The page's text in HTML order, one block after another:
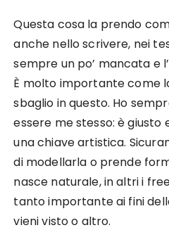
Questa cosa la prendo
anche nello scrivere, nei
sempre un po’ mancata e
È molto importante come
sbaglio in questo. Ho
essere me stesso: è giusto
una chiave artistica.
di modellarla o prende
nasce naturale, in altri i
tanto importante ai fini
vieni visto o altro.